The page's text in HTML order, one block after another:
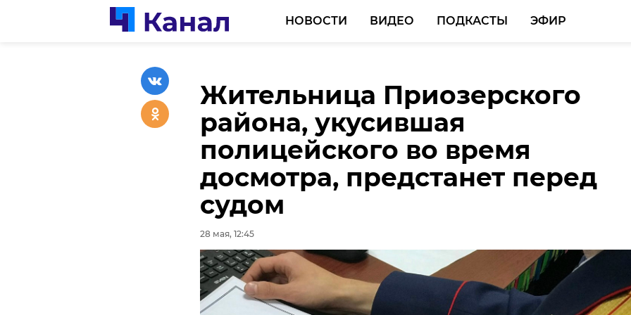
НОВОСТИ ВИДЕО ПОДКАСТЫ ЭФИР
Жительница Приозерского
района, укусившая
полицейского во время
досмотра, предстанет перед
судом
28 мая, 12:45